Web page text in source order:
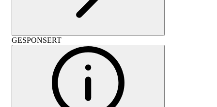
GESPONSERT